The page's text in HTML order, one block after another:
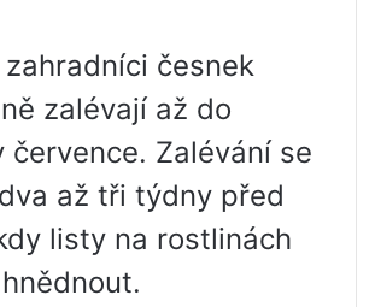
česnek
zalévají až do
července. Zalévání se
až tři týdny před
listy na rostlinách